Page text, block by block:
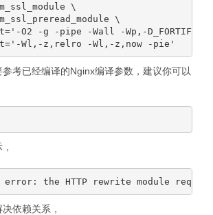
\
\
O2 -g -pipe -Wall -Wp,-
考已经编译的Nginx编译参数，建议你可以
依赖关系，